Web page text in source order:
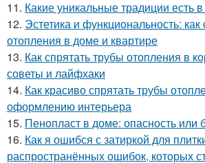
11. Какие уникальные традиции есть
12. Эстетика и функциональность: как
отопления в доме и квартире
13. Как спрятать трубы отопления в
советы и лайфхаки
14. Как красиво спрятать трубы
оформлению интерьера
15. Пенопласт в доме: опасность или
16. Как я ошибся с затиркой для
распространённых ошибок, которых